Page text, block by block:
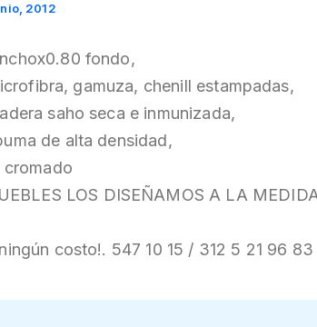
2012
fondo,
gamuza, chenill estampadas,
saho seca e inmunizada,
de alta densidad,
cromado
LOS DISEÑAMOS A LA
costo!. 547 10 15 / 312 5 21 96 83